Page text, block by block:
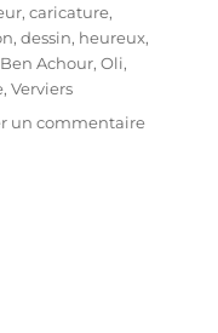
,caricature,
,dessin, heureux,
Achour,Oli,
,Verviers
un commentairesur